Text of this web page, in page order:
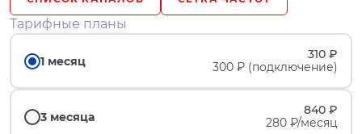
Тарифные планы
1 месяц
310 ₽
300 ₽ (подключение)
3 месяца
840 ₽
280 ₽/месяц